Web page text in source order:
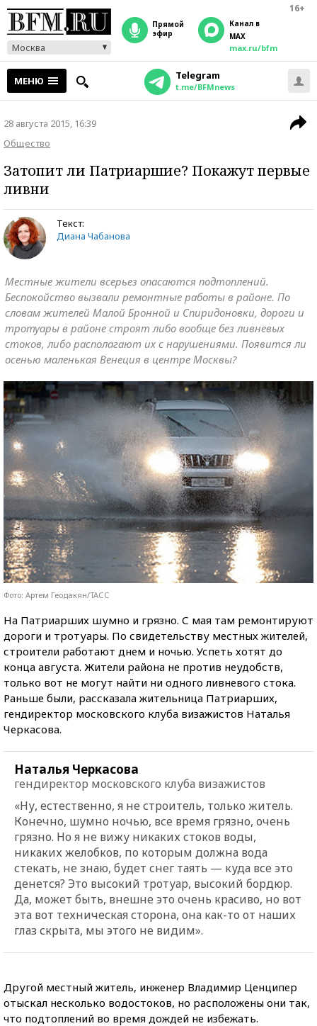
16+
Москва
прямой
эфир
Канал в
MAX
max.ru/bfm
МЕНЮ Telegram
t.me/BFMnews
28 августа 2015, 16:39
Общество
Затопит ли Патриаршие? Покажут первые
ливни
Текст:
Диана Чабанова
Местные жители всерьез опасаются подтоплений.
Беспокойство вызвали ремонтные работы в районе. По
словам жителей Малой Бронной и Спиридоновки, дороги и
тротуары в районе строят либо вообще без ливневых
стоков, либо располагают их с нарушениями. Появится ли
осенью маленькая Венеция в центре Москвы?
Фото: Артем Геодакян/ТАСС
На Патриарших шумно и грязно. С мая там ремонтируют
дороги и тротуары. По свидетельству местных жителей,
строители работают днем и ночью. Успеть хотят до
конца августа. Жители района не против неудобств,
только вот не могут найти ни одного ливневого стока.
Раньше были, рассказала жительница Патриарших,
гендиректор московского клуба визажистов Наталья
Черкасова.
Наталья Черкасова
гендиректор московского клуба визажистов
«Ну, естественно, я не строитель, только житель.
Конечно, шумно ночью, все время грязно, очень
грязно. Но я не вижу никаких стоков воды,
никаких желобков, по которым должна вода
стекать, не знаю, будет снег таять — куда все это
денется? Это высокий тротуар, высокий бордюр.
Да, может быть, внешне это очень красиво, но вот
эта вот техническая сторона, она как-то от наших
глаз скрыта, мы этого не видим».
Другой местный житель, инженер Владимир Ценципер
отыскал несколько водостоков, но расположены они так,
что подтоплений во время дождей не избежать.